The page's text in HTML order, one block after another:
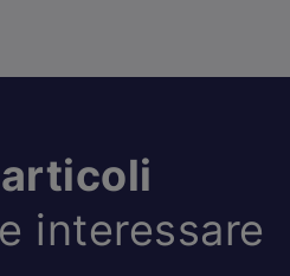
interessare